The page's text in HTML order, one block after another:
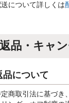
について詳しくは
返品・キャ
品について
商取引法に基づき